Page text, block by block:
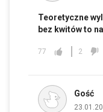
Teoretyczne
bez kwitów to
77 2
Gość